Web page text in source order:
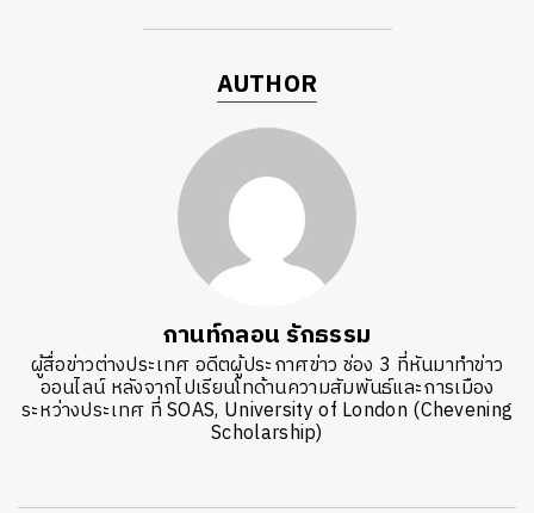
AUTHOR
กานท์กลอน รักธรรม
ผู้สื่อข่าวต่างประเทศ อดีตผู้ประกาศข่าว ช่อง 3 ที่หันมาทำข่าว
ออนไลน์ หลังจากไปเรียนโทด้านความสัมพันธ์และการเมือง
ระหว่างประเทศ ที่ SOAS, University of London (Chevening
Scholarship)